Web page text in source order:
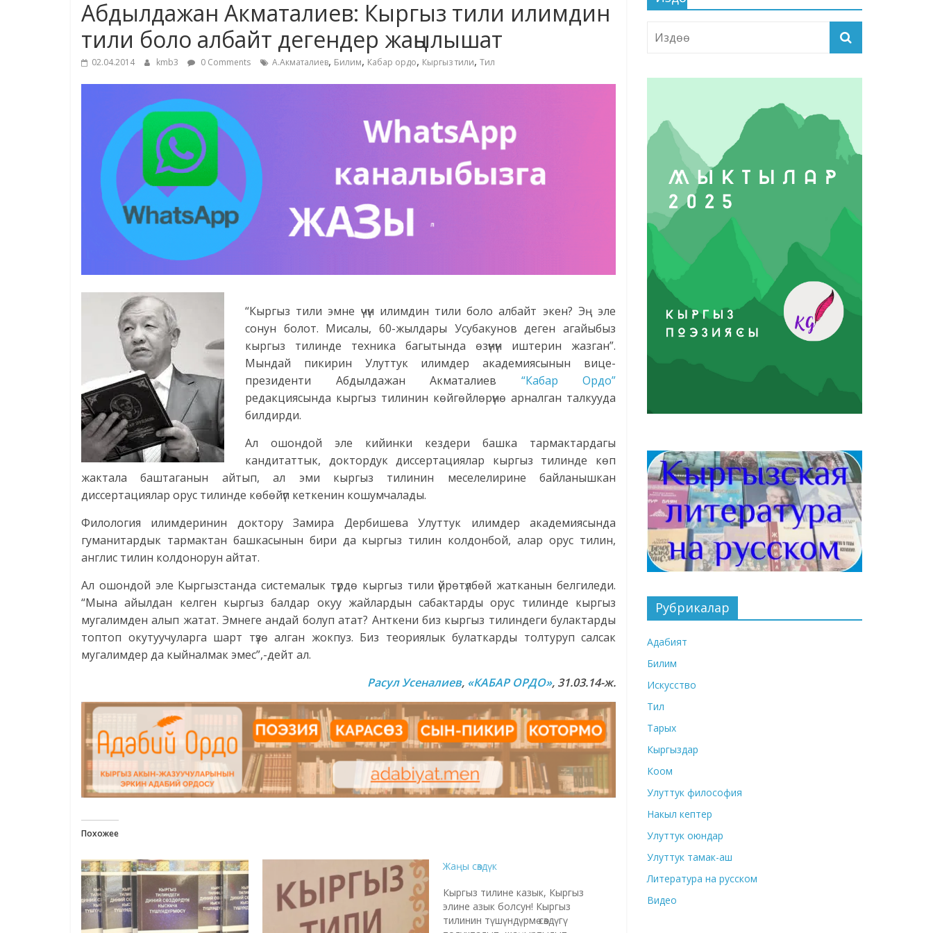
Абдылдажан Акматалиев: Кыргыз тили илимдин
тили боло албайт дегендер жаңылышат
02.04.2014 kmb3 0 Comments А.Акматалиев, Билим, Кабар ордо, Кыргыз тили, Тил
“Кыргыз тили эмне үчүн илимдин тили боло албайт экен? Эң эле
сонун болот. Мисалы, 60-жылдары Усубакунов деген агайыбыз
кыргыз тилинде техника багытында өзүнүн иштерин жазган”.
Мындай пикирин Улуттук илимдер академиясынын вице-
президенти Абдылдажан Акматалиев “Кабар Ордо”
редакциясында кыргыз тилинин көйгөйлөрүнө арналган талкууда
билдирди.
Ал ошондой эле кийинки кездери башка тармактардагы
кандитаттык, доктордук диссертациялар кыргыз тилинде көп
жактала баштаганын айтып, ал эми кыргыз тилинин меселелирине байланышкан
диссертациялар орус тилинде көбөйүп кеткенин кошумчалады.
Филология илимдеринин доктору Замира Дербишева Улуттук илимдер академиясында
гуманитардык тармактан башкасынын бири да кыргыз тилин колдонбой, алар орус тилин,
англис тилин колдонорун айтат.
Ал ошондой эле Кыргызстанда системалык түрдө кыргыз тили үйрөтүлбөй жатканын белгиледи.
“Мына айылдан келген кыргыз балдар окуу жайлардын сабактарды орус тилинде кыргыз
мугалимден алып жатат. Эмнеге андай болуп атат? Анткени биз кыргыз тилиндеги булактарды
топтоп окутуучуларга шарт түзө алган жокпуз. Биз теориялык булаткарды толтуруп салсак
мугалимдер да кыйналмак эмес”,-дейт ал.
Расул Усеналиев, «КАБАР ОРДО», 31.03.14-ж.
Похожее
Жаңы сөздүк
Кыргыз тилине казык, Кыргыз
элине азык болсун! Кыргыз
тилинин түшүндүрмө сөздүгү
Рубрикалар
Адабият
Билим
Искусство
Тил
Тарых
Кыргыздар
Коом
Улуттук философия
Накыл кептер
Улуттук оюндар
Улуттук тамак-аш
Литература на русском
Видео